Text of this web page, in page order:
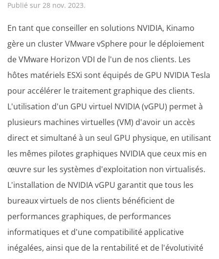
Publié sur 28 nov. 2023.
En tant que conseiller en solutions NVIDIA, Kinamo
gère un cluster VMware vSphere pour le déploiement
de VMware Horizon VDI de l'un de nos clients. Les
hôtes matériels ESXi sont équipés de GPU NVIDIA Tesla
pour accélérer le traitement graphique des clients.
L'utilisation d'un GPU virtuel NVIDIA (vGPU) permet à
plusieurs machines virtuelles (VM) d'avoir un accès
direct et simultané à un seul GPU physique, en utilisant
les mêmes pilotes graphiques NVIDIA que ceux mis en
œuvre sur les systèmes d'exploitation non virtualisés.
L'installation de NVIDIA vGPU garantit que tous les
bureaux virtuels de nos clients bénéficient de
performances graphiques, de performances
informatiques et d'une compatibilité applicative
inégalées, ainsi que de la rentabilité et de l'évolutivité